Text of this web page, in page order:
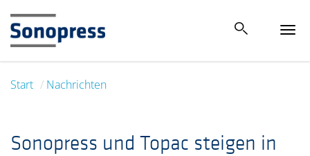
Start Nachrichten
Sonopress und Topac steigen in